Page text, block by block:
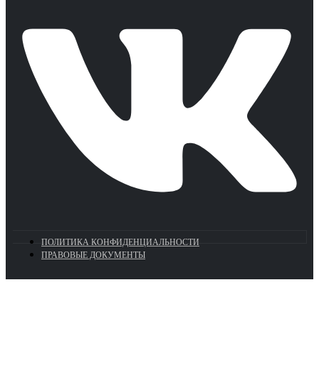
ПОЛИТИКА КОНФИДЕНЦИАЛЬНОСТИ
ПРАВОВЫЕ ДОКУМЕНТЫ